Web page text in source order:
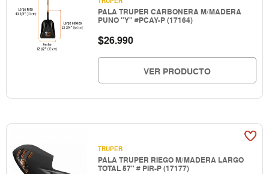
PALA TRUPER CARBONERA M/MADERA
PUNO "Y" #PCAY-P (17164)
$26.990
VER PRODUCTO
TRUPER
PALA TRUPER RIEGO M/MADERA LARGO
TOTAL 57" # PIR-P (17177)